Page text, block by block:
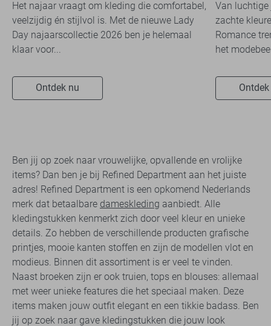
Het najaar vraagt om kleding die comfortabel,
veelzijdig én stijlvol is. Met de nieuwe Lady
Day najaarscollectie 2026 ben je helemaal
klaar voor...
Ontdek nu
Van luchtige
zachte
Romance
het
Ben jij op zoek naar vrouwelijke, opvallende en vrolijke
items? Dan ben je bij Refined Department aan het juiste
adres! Refined Department is een opkomend Nederlands
merk dat betaalbare dameskleding aanbiedt. Alle
kledingstukken kenmerkt zich door veel kleur en unieke
details. Zo hebben de verschillende producten grafische
printjes, mooie kanten stoffen en zijn de modellen vlot en
modieus. Binnen dit assortiment is er veel te vinden.
Naast broeken zijn er ook truien, tops en blouses: allemaal
met weer unieke features die het speciaal maken. Deze
items maken jouw outfit elegant en een tikkie badass. Ben
jij op zoek naar gave kledingstukken die jouw look